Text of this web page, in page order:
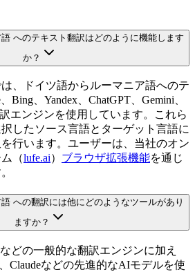
へのテキスト翻訳はどのように機能します
か？
、ドイツ語からルーマニア語へのテ
Bing、Yandex、ChatGPT、Gemini、
エンジンを使用しています。これら
したソース言語とターゲット言語に
行います。ユーザーは、当社のオン
（lufe.ai） ブラウザ拡張機能を通じ
への翻訳には他にどのようなツールがあり
ますか？
どの一般的な翻訳エンジンに加え
Claudeなどの先進的なAIモデルを使